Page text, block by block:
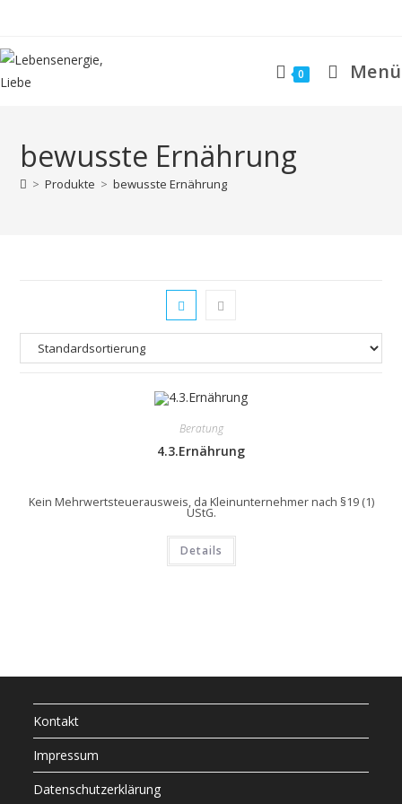
springen
0 Menü
bewusste Ernährung
> Produkte > bewusste Ernährung
Beratung
4.3.Ernährung
Kein Mehrwertsteuerausweis, da Kleinunternehmer nach §19 (1)
UStG.
Details
Kontakt
Impressum
Datenschutzerklärung